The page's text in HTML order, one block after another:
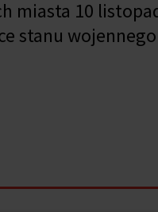
10
stanu